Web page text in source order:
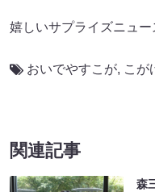
嬉しいサプライズニュー
おいでやすこが, こが
関連記事
森